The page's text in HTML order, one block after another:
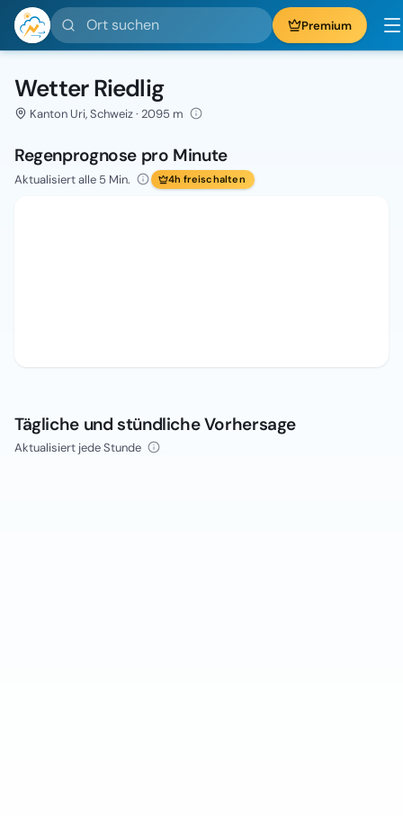
Ort suchen Premium
Wetter Riedlig
Kanton Uri, Schweiz · 2095 m
Regenprognose pro Minute
Aktualisiert alle 5 Min. 4h freischalten
Tägliche und stündliche Vorhersage
Aktualisiert jede Stunde